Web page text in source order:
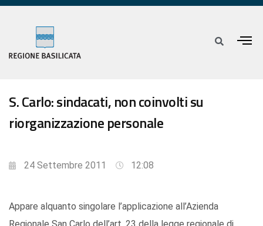
S. Carlo: sindacati, non coinvolti su
riorganizzazione personale
24 Settembre 2011 12:08
Appare alquanto singolare l’applicazione all’Azienda